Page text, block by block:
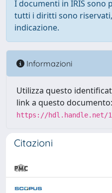
I documenti in IRIS sono
tutti i diritti sono
indicazione.
Informazioni
Utilizza questo
link a questo documento:
https://hdl.handle.net/
Citazioni